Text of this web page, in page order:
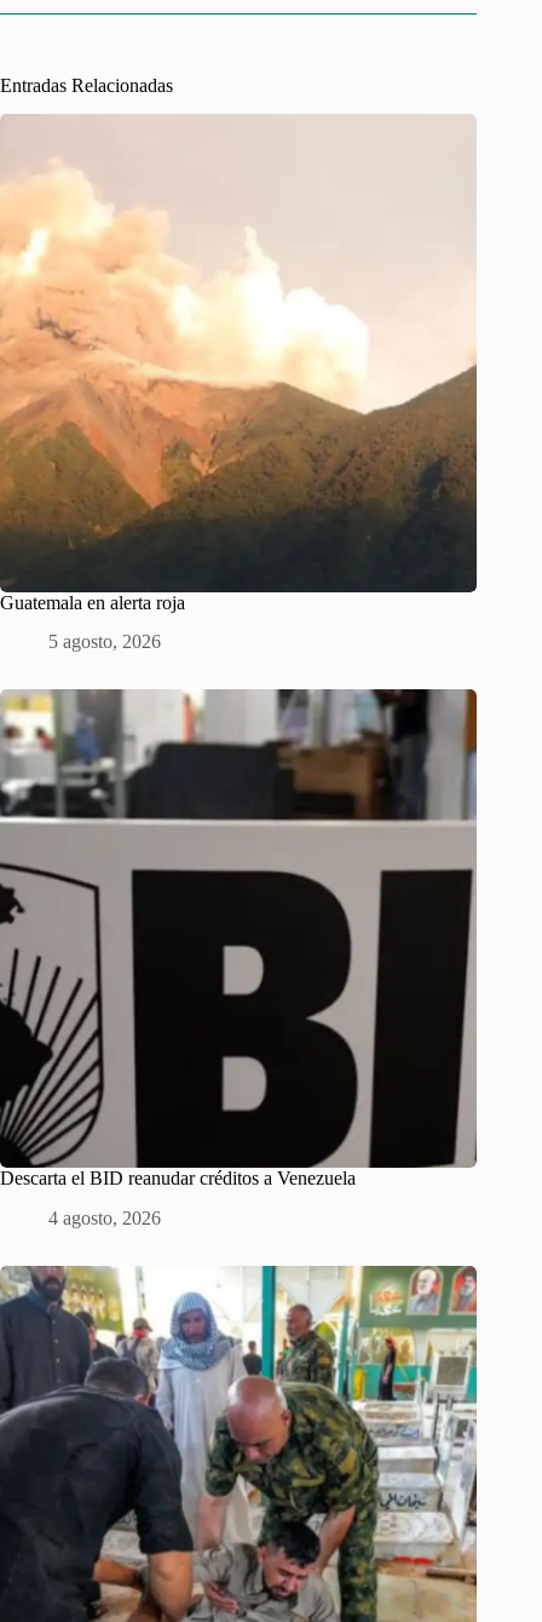
Entradas Relacionadas
Guatemala en alerta roja
5 agosto, 2026
Descarta el BID reanudar créditos a Venezuela
4 agosto, 2026